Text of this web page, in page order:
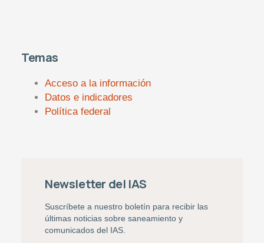
Temas
Acceso a la información
Datos e indicadores
Política federal
Newsletter del IAS
Suscríbete a nuestro boletín para recibir las
últimas noticias sobre saneamiento y
comunicados del IAS.